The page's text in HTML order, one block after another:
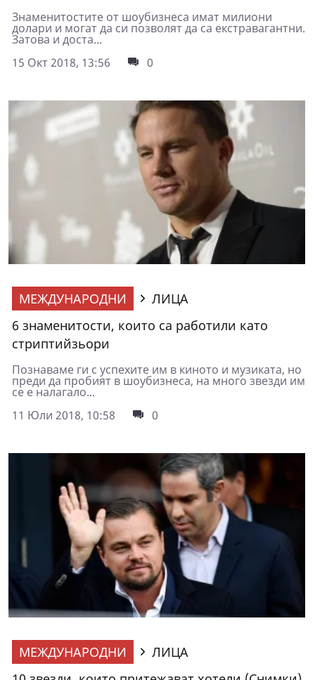
Знаменитостите от шоубизнеса имат милиони
долари и могат да си позволят да са екстравагантни.
Затова и доста...
15 Окт 2018, 13:56
0
МЕЖДУНАРОДНИ
ЛИЦА
6 знаменитости, които са работили като
стриптийзьори
Познаваме ги с успехите им в киното и музиката, но
преди да пробият в шоубизнеса, на много звезди им
се е налагало...
11 Юли 2018, 10:58
0
МЕЖДУНАРОДНИ
ЛИЦА